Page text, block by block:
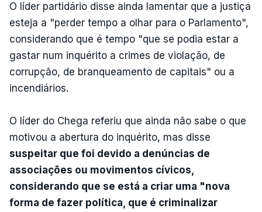
O líder partidário disse ainda lamentar que a justiça
esteja a "perder tempo a olhar para o Parlamento",
considerando que é tempo "que se podia estar a
gastar num inquérito a crimes de violação, de
corrupção, de branqueamento de capitais" ou a
incendiários.
O líder do Chega referiu que ainda não sabe o que
motivou a abertura do inquérito, mas disse
suspeitar que foi devido a denúncias de
associações ou movimentos cívicos,
considerando que se está a criar uma "nova
forma de fazer política, que é criminalizar